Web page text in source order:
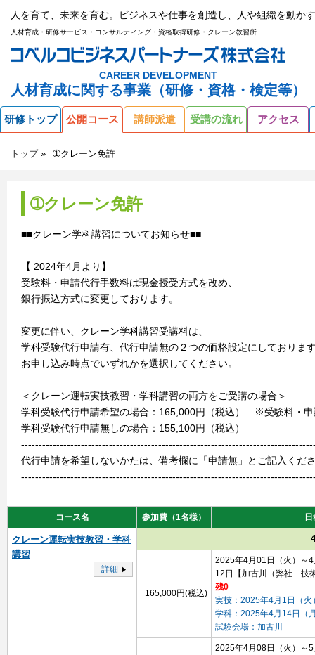
人を育て、未来を育む。ビジネスや仕事を創造し、人や組織を動か
人材育成・研修サービス・コンサルティング・資格取得研修・クレーン教習所
CAREER DEVELOPMENT
人材育成に関する事業（研修・資格・検定等）
研修トップ 公開コース 講師派遣 受講の流れ アクセス
トップ ➀クレーン免許
➀クレーン免許
■■クレーン学科講習についてお知らせ■■
【 2024年4月より】
受験料・申請代行手数料は現金授受方式を改め、
銀行振込方式に変更しております。
変更に伴い、クレーン学科講習受講料は、
学科受験代行申請有、代行申請無の２つの価格設定にしておりま
お申し込み時点でいずれかを選択してください。
＜クレーン運転実技教習・学科講習の両方をご受講の場合＞
学科受験代行申請希望の場合：165,000円（税込） ※受験料・申
学科受験代行申請無しの場合：155,100円（税込）
代行申請を希望しないかたは、備考欄に「申請無」とご記入くだ
コース名 参加費（1名様）
クレーン運転実技教習・学科
講習
詳細
165,000円(税込)
2025年4月01日（火）～
12日
【加古川（弊社 技
残0
実技：2025年4月1日（
学科：2025年4月14日（
試験会場：加古川
2025年4月08日（火）～